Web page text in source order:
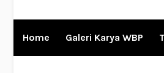
Home Galeri Karya WBP